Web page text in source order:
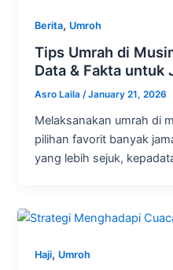
Berita, Umroh
Tips Umrah di
Data & Fakta untuk
Asro Laila/January 21, 2026
Melaksanakan umrah di
pilihan favorit banyak
yang lebih sejuk,
Haji, Umroh